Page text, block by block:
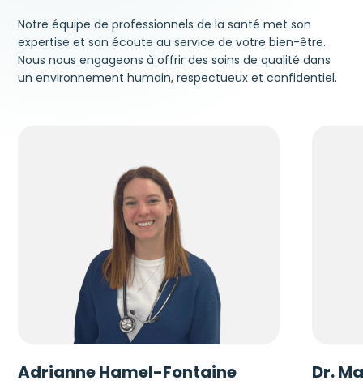
Notre équipe de professionnels de la santé met son
expertise et son écoute au service de votre bien-être.
Nous nous engageons à offrir des soins de qualité dans
un environnement humain, respectueux et confidentiel.
Adrianne Hamel-Fontaine Dr.